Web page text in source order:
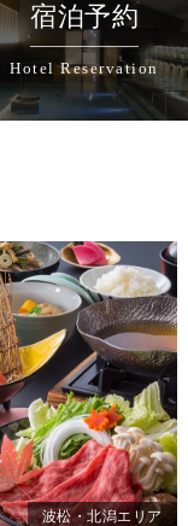
宿泊予約
Hotel Reservation
波松・北潟エリア